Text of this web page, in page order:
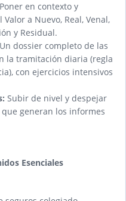
Poner en contexto y
a Nuevo, Real, Venal,
y Residual.
Un dossier completo de las
la tramitación diaria (regla
con ejercicios intensivos
Subir de nivel y despejar
generan los informes
Esenciales